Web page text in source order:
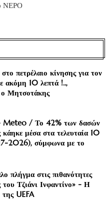
ΝΕΡΟ
πετρέλαιο κίνησης για τον
ακόμη 10 λεπτά !..,
ο Μητσοτάκης
Meteo / Το 42% των δασών
κάηκε μέσα στα τελευταία 10
2026), σύμφωνα με το
πλήγμα στις πιθανότητες
του Τζιάνι Ινφαντίνο» - Η
UEFA